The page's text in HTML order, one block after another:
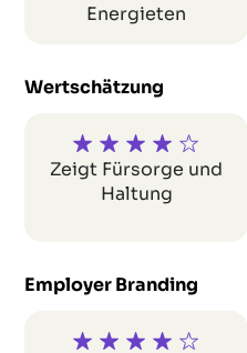
Energieten
Wertschätzung
Zeigt Fürsorge und
Haltung
Employer Branding